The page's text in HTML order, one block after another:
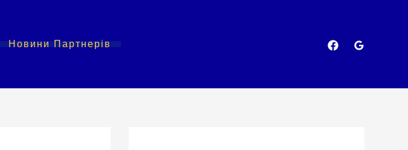
Новини Партнерів